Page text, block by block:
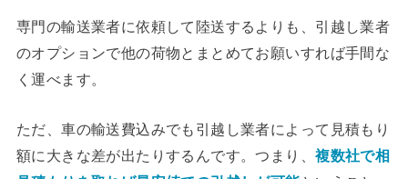
専門の輸送業者に依頼して陸送するよりも、引越し業者
のオプションで他の荷物とまとめてお願いすれば手間な
く運べます。
ただ、車の輸送費込みでも引越し業者によって見積もり
額に大きな差が出たりするんです。つまり、複数社で相